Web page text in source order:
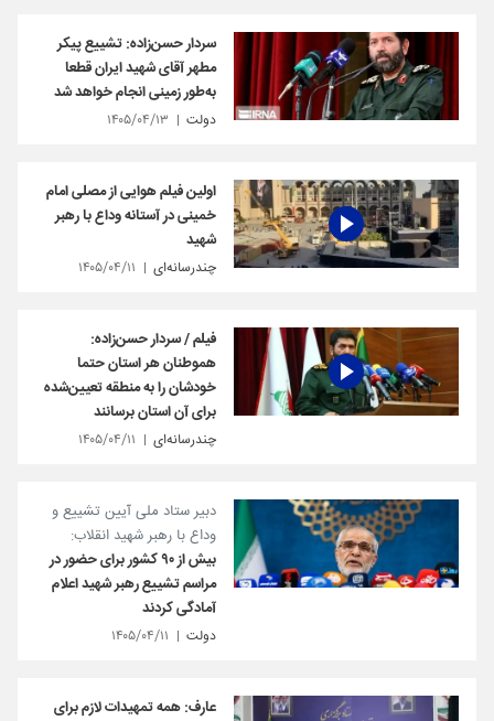
سردار حسن‌زاده: تشییع پیکر
مطهر آقای شهید ایران قطعا
به‌طور زمینی انجام خواهد شد
دولت ۱۴۰۵/۰۴/۱۳
اولین فیلم هوایی از مصلی امام
خمینی در آستانه وداع با رهبر
شهید
چندرسانه‌ای ۱۴۰۵/۰۴/۱۱
فیلم / سردار حسن‌زاده:
هموطنان هر استان حتما
خودشان را به منطقه تعیین‌‌شده
برای آن استان برسانند
چندرسانه‌ای ۱۴۰۵/۰۴/۱۱
دبیر ستاد ملی آیین تشییع و
وداع با رهبر شهید انقلاب:
بیش از ۹۰ کشور برای حضور در
مراسم تشییع رهبر شهید اعلام
آمادگی کردند
دولت ۱۴۰۵/۰۴/۱۱
عارف: همه تمهیدات لازم برای